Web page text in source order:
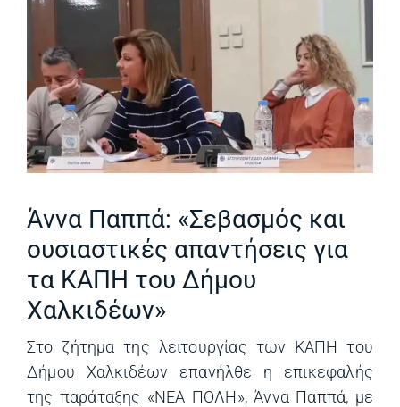
Άννα Παππά: «Σεβασμός και
ουσιαστικές απαντήσεις για
τα ΚΑΠΗ του Δήμου
Χαλκιδέων»
Στο ζήτημα της λειτουργίας των ΚΑΠΗ του
Δήμου Χαλκιδέων επανήλθε η επικεφαλής
της παράταξης «ΝΕΑ ΠΟΛΗ», Άννα Παππά, με